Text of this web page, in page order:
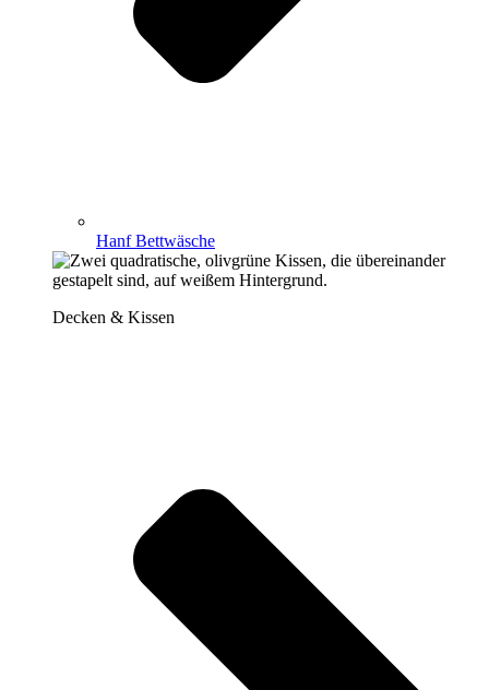
Hanf Bettwäsche
Decken & Kissen